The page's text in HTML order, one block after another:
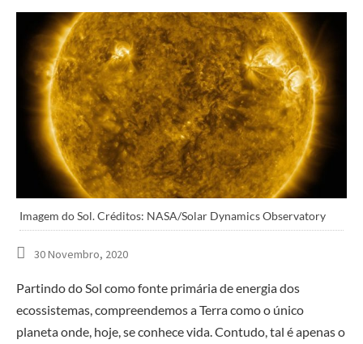
Imagem do Sol. Créditos: NASA/Solar Dynamics Observatory
30 Novembro, 2020
Partindo do Sol como fonte primária de energia dos
ecossistemas, compreendemos a Terra como o único
planeta onde, hoje, se conhece vida. Contudo, tal é apenas o